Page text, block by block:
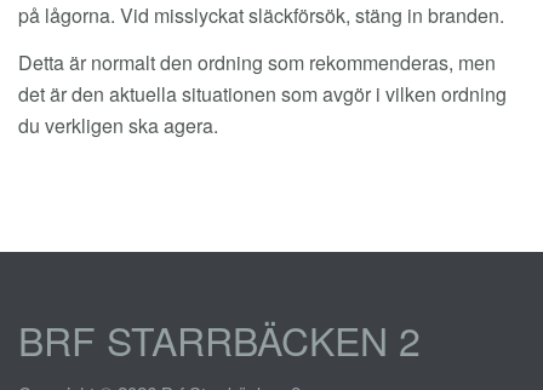
på lågorna. Vid misslyckat släckförsök, stäng in branden.
Detta är normalt den ordning som rekommenderas, men
det är den aktuella situationen som avgör i vilken ordning
du verkligen ska agera.
BRF STARRBÄCKEN 2